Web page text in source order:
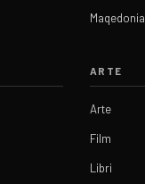
Maqedonia
ARTE
Arte
Film
Libri